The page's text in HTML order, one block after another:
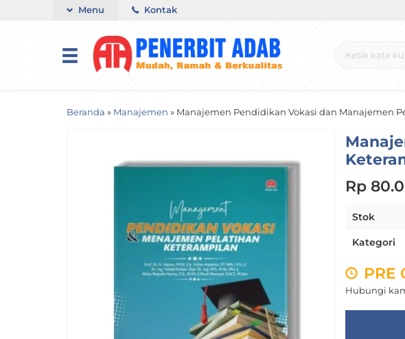
Menu Kontak
Beranda » Manajemen » Manajemen Pendidikan Vokasi dan Manajemen
Rp
Stok
Kategori
PRE
Hubungi